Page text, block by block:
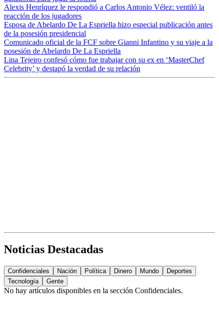
Alexis Henríquez le respondió a Carlos Antonio Vélez: ventiló la
reacción de los jugadores
Esposa de Abelardo De La Espriella hizo especial publicación antes
de la posesión presidencial
Comunicado oficial de la FCF sobre Gianni Infantino y su viaje a la
posesión de Abelardo De La Espriella
Lina Tejeiro confesó cómo fue trabajar con su ex en ‘MasterChef
Celebrity’ y destapó la verdad de su relación
Noticias Destacadas
Confidenciales Nación Política Dinero Mundo
Deportes
Tecnología
Gente
No hay artículos disponibles en la sección Confidenciales.